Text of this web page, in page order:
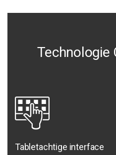
Technologie
Tabletachtige interface